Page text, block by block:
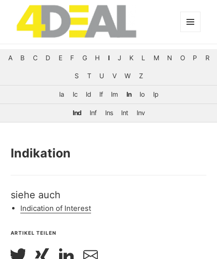
A B C D E F G H I J K L M N O P R
S T U V W Z
Ia Ic Id If Im In Io Ip
Ind Inf Ins Int Inv
Indikation
siehe auch
Indication of Interest
ARTIKEL TEILEN